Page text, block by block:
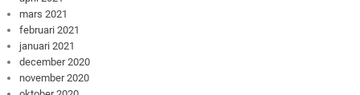
mars 2021
februari 2021
januari 2021
december 2020
november 2020